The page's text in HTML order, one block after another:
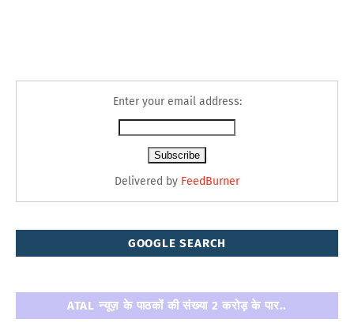
Enter your email address:
Delivered by FeedBurner
GOOGLE SEARCH
ATAL न्यूज़ के पाठकों की संख्या 2 करोड़ के पार..